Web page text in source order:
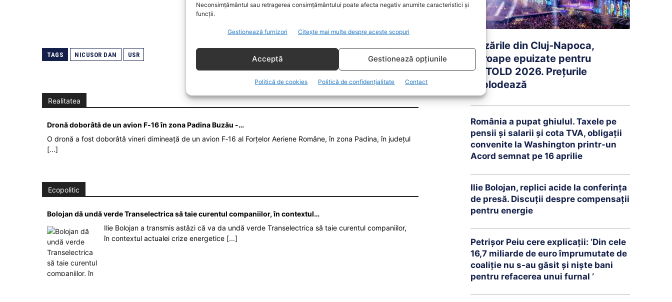
Neconsimțământul sau retragerea consimțământului poate afecta negativ anumite caracteristici și
funcții.
Gestionează furnizori Citește mai multe despre aceste scopuri
Acceptă Gestionează opțiunile
Politică de cookies Politică de confidențialitate Contact
TAGS NICUSOR DAN USR
Realitatea
Dronă doborâtă de un avion F‑16 în zona Padina Buzău -…
O dronă a fost doborâtă vineri dimineață de un avion F‑16 al Forțelor Aeriene Române, în zona Padina, în județul
[...]
Ecopolitic
Bolojan dă undă verde Transelectrica să taie curentul companiilor, în contextul…
Ilie Bolojan a transmis astăzi că va da undă verde Transelectrica să taie curentul companiilor,
în contextul actualei crize energetice [...]
Cazările din Cluj-Napoca,
aproape epuizate pentru
UNTOLD 2026. Prețurile
explodează
România a pupat ghiulul. Taxele pe
pensii și salarii și cota TVA, obligații
convenite la Washington printr-un
Acord semnat pe 16 aprilie
Ilie Bolojan, replici acide la conferința
de presă. Discuții despre compensații
pentru energie
Petrişor Peiu cere explicații: ‘Din cele
16,7 miliarde de euro împrumutate de
coaliţie nu s-au găsit şi nişte bani
pentru refacerea unui furnal ‘